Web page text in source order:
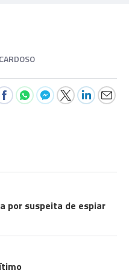
por suspeita de espiar